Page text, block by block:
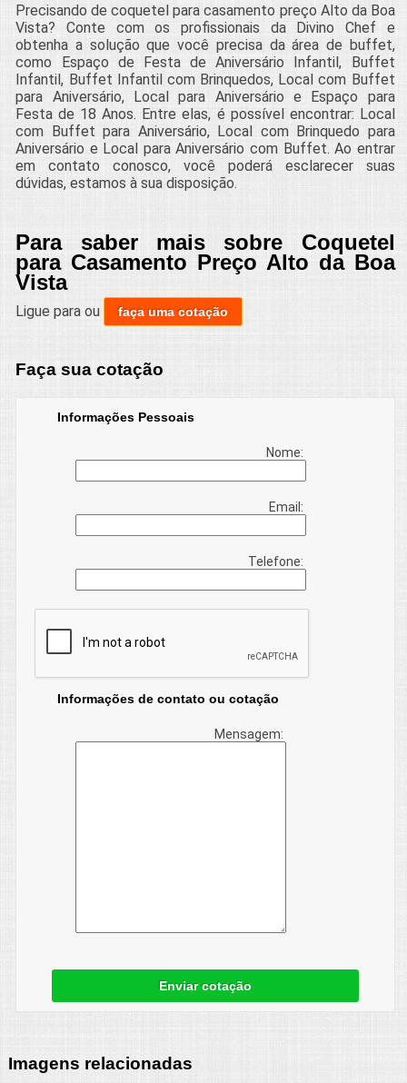
Precisando de coquetel para casamento preço Alto da Boa
Vista? Conte com os profissionais da Divino Chef e
obtenha a solução que você precisa da área de buffet,
como Espaço de Festa de Aniversário Infantil, Buffet
Infantil, Buffet Infantil com Brinquedos, Local com Buffet
para Aniversário, Local para Aniversário e Espaço para
Festa de 18 Anos. Entre elas, é possível encontrar: Local
com Buffet para Aniversário, Local com Brinquedo para
Aniversário e Local para Aniversário com Buffet. Ao entrar
em contato conosco, você poderá esclarecer suas
dúvidas, estamos à sua disposição.
Para saber mais sobre Coquetel
para Casamento Preço Alto da Boa
Vista
Ligue paraou faça uma cotação
Faça sua cotação
Informações Pessoais
Nome:
Email:
Telefone:
Informações de contato ou cotação
Mensagem:
Enviar cotação
Imagens relacionadas